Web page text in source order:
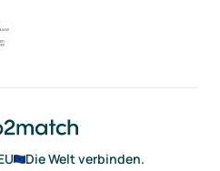
Die Welt verbinden.